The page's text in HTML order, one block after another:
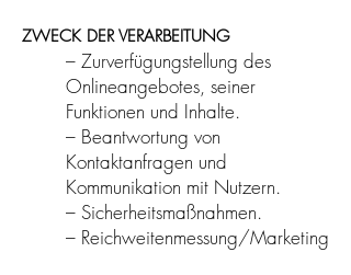
ZWECK DER VERARBEITUNG
– Zurverfügungstellung des
Onlineangebotes, seiner
Funktionen und Inhalte.
– Beantwortung von
Kontaktanfragen und
Kommunikation mit Nutzern.
– Sicherheitsmaßnahmen.
– Reichweitenmessung/Marketing